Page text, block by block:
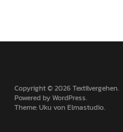
Copyright © 2026 Textilvergehen
Powered byWordPress
Theme: Uku vonElmastudio